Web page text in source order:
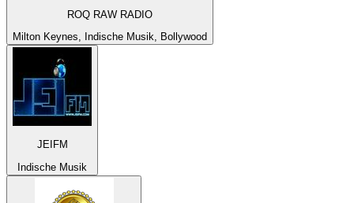
ROQ RAW RADIO
Milton Keynes, Indische Musik, Bollywood
JEIFM
Indische Musik